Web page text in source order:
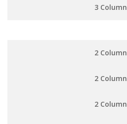
3 Column
2 Column
2 Column
2 Column